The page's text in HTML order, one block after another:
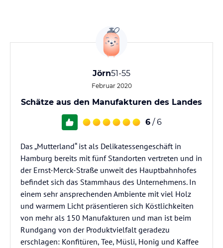
Jörn51-55
Februar 2020
Schätze aus den Manufakturen des Landes
6 / 6
Das „Mutterland“ ist als Delikatessengeschäft in
Hamburg bereits mit fünf Standorten vertreten und in
der Ernst-Merck-Straße unweit des Hauptbahnhofes
befindet sich das Stammhaus des Unternehmens. In
einem sehr ansprechenden Ambiente mit viel Holz
und warmem Licht präsentieren sich Köstlichkeiten
von mehr als 150 Manufakturen und man ist beim
Rundgang von der Produktvielfalt geradezu
erschlagen: Konfitüren, Tee, Müsli, Honig und Kaffee